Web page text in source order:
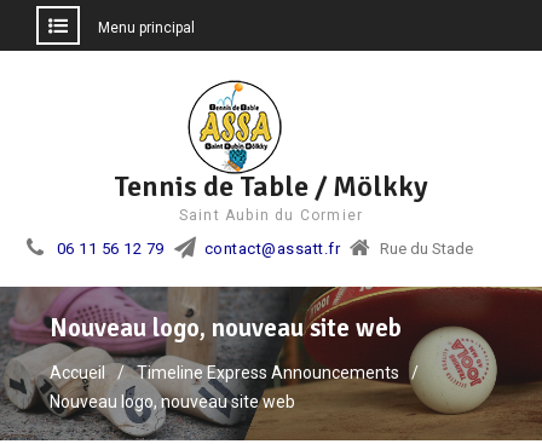
Menu principal
Tennis de Table / Mölkky
Saint Aubin du Cormier
06 11 56 12 79 contact@assatt.fr Rue du Stade
Nouveau logo, nouveau site web
Accueil
Timeline Express Announcements
Nouveau logo, nouveau site web